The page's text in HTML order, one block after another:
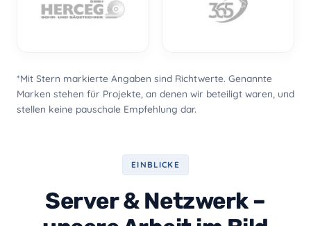
*Mit Stern markierte Angaben sind Richtwerte. Genannte
Marken stehen für Projekte, an denen wir beteiligt waren, und
stellen keine pauschale Empfehlung dar.
EINBLICKE
Server & Netzwerk –